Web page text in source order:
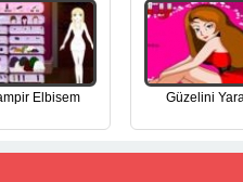
Elbisem Güzelini